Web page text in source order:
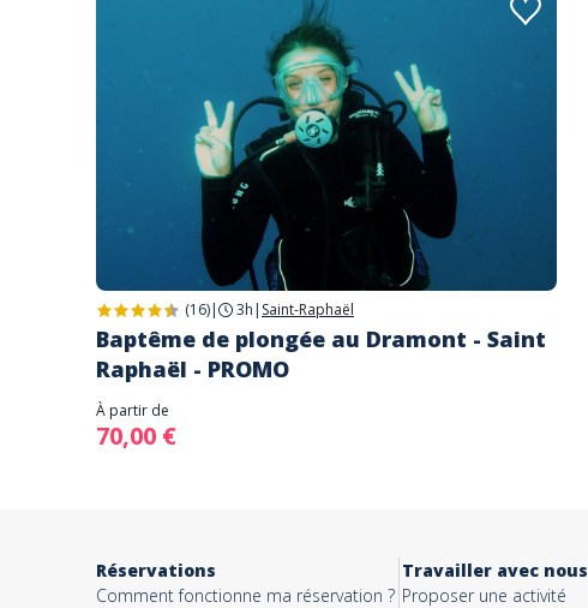
(16)| 3h | Saint-Raphaël
Baptême de plongée au Dramont - Saint
Raphaël - PROMO
À partir de
70,00 €
Réservations
Comment fonctionne ma réservation ?
Travailler avec nous
Proposer une activité